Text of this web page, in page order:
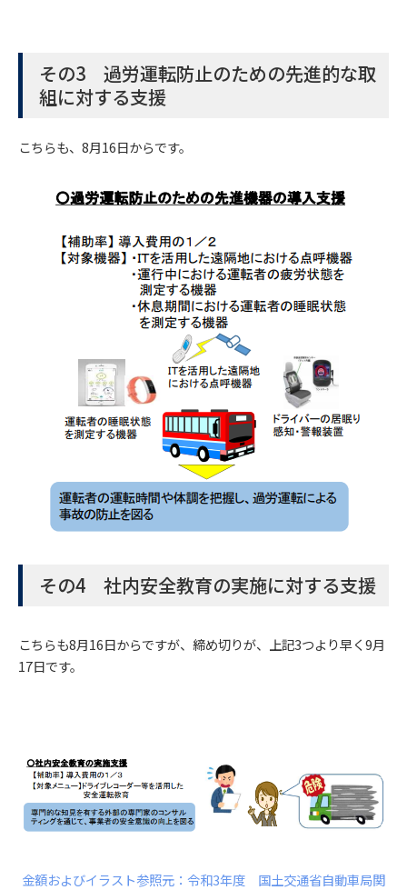
その3 過労運転防止のための先進的な取
組に対する支援
こちらも、8月16日からです。
その4 社内安全教育の実施に対する支援
こちらも8月16日からですが、締め切りが、上記3つより早く9月
17日です。
金額およびイラスト参照元：令和3年度 国土交通省自動車局関